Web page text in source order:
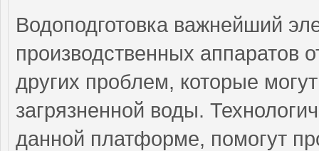
Водоподготовка важнейший
производственных аппаратов
других проблем, которые
загрязненной воды.
данной платформе, помогут